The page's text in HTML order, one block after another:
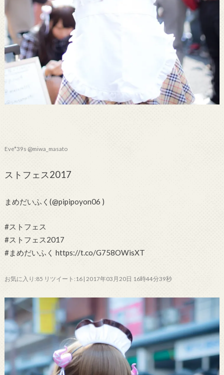
Eve*39s @miwa_masato
ストフェス2017
まめだいふく(@pipipoyon06 )
#ストフェス
#ストフェス2017
#まめだいふく https://t.co/G758OWisXT
お気に入り:85 リツイート:16 | 2017年03月20日 16時44分39秒